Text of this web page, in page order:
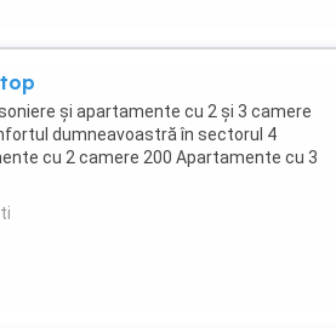
și apartamente cu 2 și 3 camere
dumneavoastră în sectorul 4
cu 2 camere 200 Apartamente cu 3